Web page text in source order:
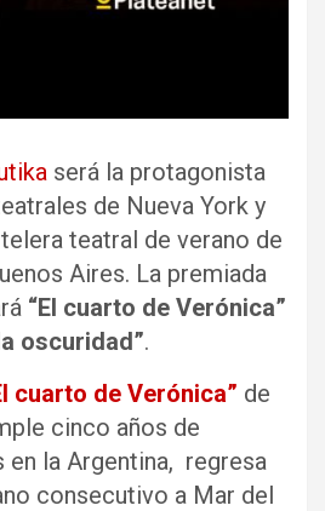
será la protagonista
de Nueva York y
teatral de verano de
Aires. La premiada
“El cuarto de Verónica”
oscuridad”.
cuarto de Verónica” de
cinco años de
en la Argentina, regresa
consecutivo a Mar del